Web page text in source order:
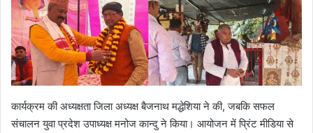
कार्यक्रम की अध्यक्षता जिला अध्यक्ष बैजनाथ मद्धेशिया ने की, जबकि सफल
संचालन युवा प्रदेश उपाध्यक्ष मनोज कान्दु ने किया। आयोजन में प्रिंट मीडिया से